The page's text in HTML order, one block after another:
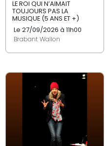
LE ROI QUI N’AIMAIT
TOUJOURS PAS LA
MUSIQUE (5 ANS ET +)
Le 27/09/2026 à 11h00
Brabant Wallon